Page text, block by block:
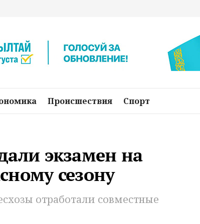
Происшествия Спорт
экзамен на
сезону
отработали совместные